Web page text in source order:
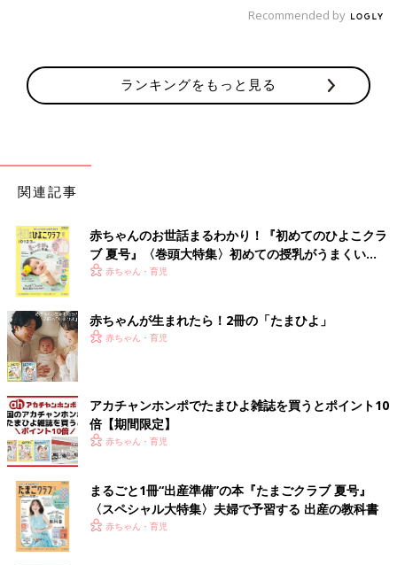
Recommended by
ランキングをもっと見る
関連記事
赤ちゃんのお世話まるわかり！『初めてのひよこクラ
ブ 夏号』〈巻頭大特集〉初めての授乳がうまくい
く！ おっぱい・ミルクの基本と夏のトラブル 解決テ
赤ちゃん・育児
赤ちゃんが生まれたら！2冊の「たまひよ」
赤ちゃん・育児
アカチャンホンポでたまひよ雑誌を買うとポイント10
倍【期間限定】
赤ちゃん・育児
まるごと1冊“出産準備”の本『たまごクラブ 夏号』
〈スペシャル大特集〉夫婦で予習する 出産の教科書
赤ちゃん・育児